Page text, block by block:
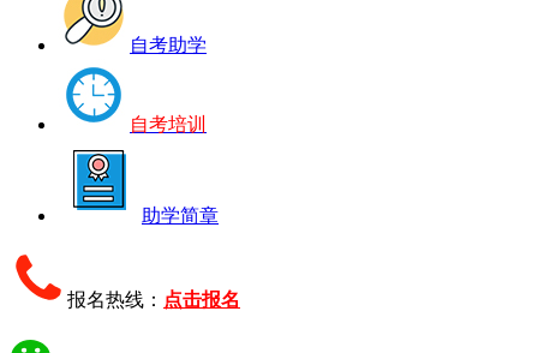
自考助学
自考培训
助学简章
报名热线： 点击报名